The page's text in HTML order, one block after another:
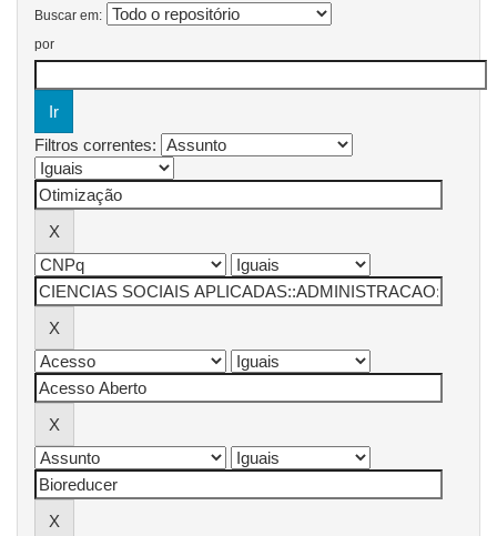
Buscar em:
por
Filtros correntes: